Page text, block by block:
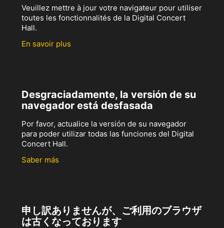
Veuillez mettre à jour votre navigateur pour utiliser
toutes les fonctionnalités de la Digital Concert
Hall.
En savoir plus
Desgraciadamente, la versión de su
navegador está desfasada
Por favor, actualice la versión de su navegador
para poder utilizar todas las funciones del Digital
Concert Hall.
Saber más
申し訳ありませんが、ご利用のブラウザ
は古くなっております